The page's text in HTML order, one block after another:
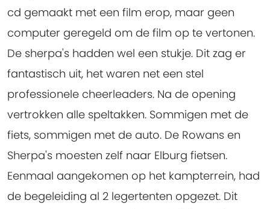
cd gemaakt met een film erop, maar geen
computer geregeld om de film op te vertonen.
De sherpa's hadden wel een stukje. Dit zag er
fantastisch uit, het waren net een stel
professionele cheerleaders. Na de opening
vertrokken alle speltakken. Sommigen met de
fiets, sommigen met de auto. De Rowans en
Sherpa's moesten zelf naar Elburg fietsen.
Eenmaal aangekomen op het kampterrein, had
de begeleiding al 2 legertenten opgezet. Dit